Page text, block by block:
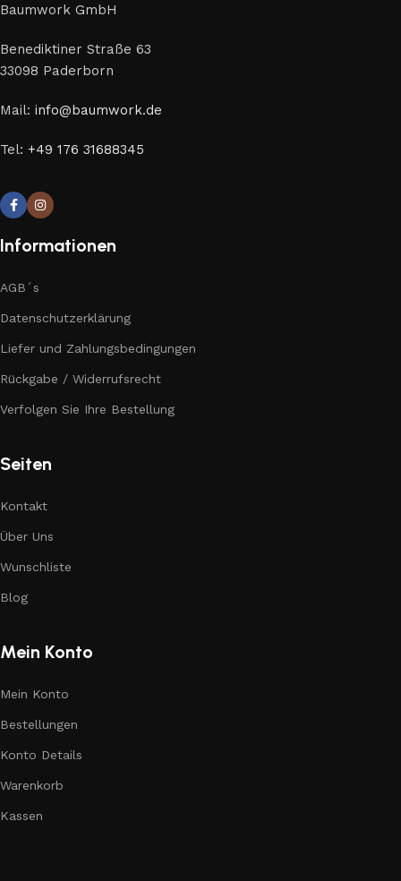
Baumwork GmbH
Benediktiner Straße 63
33098 Paderborn
Mail: info@baumwork.de
Tel: +49 176 31688345
Informationen
AGB´s
Datenschutzerklärung
Liefer und Zahlungsbedingungen
Rückgabe / Widerrufsrecht
Verfolgen Sie Ihre Bestellung
Seiten
Kontakt
Über Uns
Wunschliste
Blog
Mein Konto
Mein Konto
Bestellungen
Konto Details
Warenkorb
Kassen